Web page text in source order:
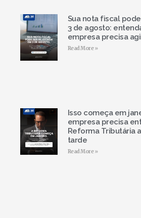
Sua nota fiscal
3 de agosto:
empresa precisa
Read More »
Isso começa em
empresa precisa
Reforma Tributária
tarde
Read More »